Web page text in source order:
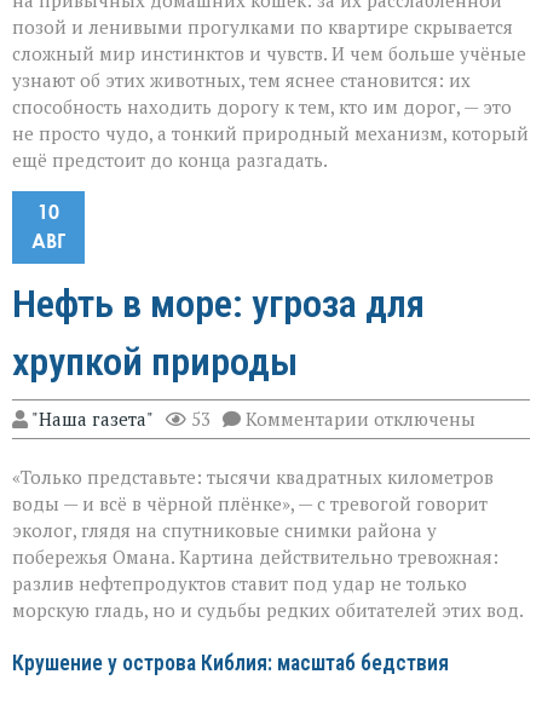
позой и ленивыми прогулками по квартире скрывается
сложный мир инстинктов и чувств. И чем больше учёные
узнают об этих животных, тем яснее становится: их
способность находить дорогу к тем, кто им дорог, — это
не просто чудо, а тонкий природный механизм, который
ещё предстоит до конца разгадать.
10
АВГ
Нефть в море: угроза для
хрупкой природы
"Наша газета" 53 Комментарии к
записи
в
море:
угроза
для
хрупкой
природы
отключены
«Только представьте: тысячи квадратных километров
воды — и всё в чёрной плёнке», — с тревогой говорит
эколог, глядя на спутниковые снимки района у
побережья Омана. Картина действительно тревожная:
разлив нефтепродуктов ставит под удар не только
морскую гладь, но и судьбы редких обитателей этих вод.
Крушение у острова Киблия: масштаб бедствия